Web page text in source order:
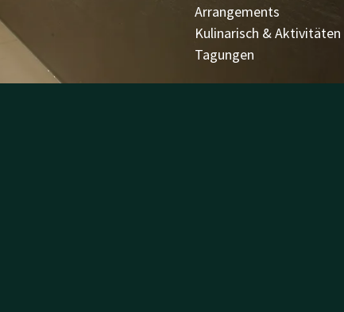
Arrangements
Kulinarisch & Aktivitäten
Tagungen